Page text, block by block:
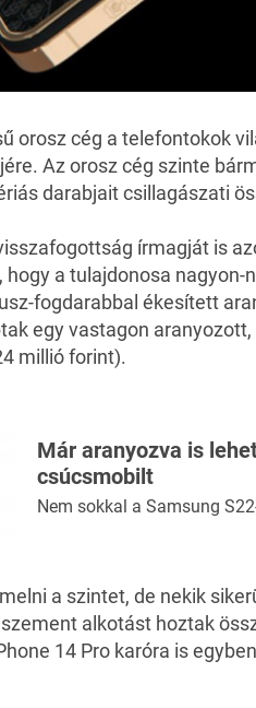
orosz cég a telefontokok
Az orosz cég szinte
darabjait csillagászati
írmagját is
hogy a tulajdonosa
fogdarabbal ékesített
egy vastagon
millió forint).
Már aranyozva is
csúcsmobilt
Nem sokkal a Samsung
a szintet, de nekik
alkotást hoztak
14 Pro karóra is